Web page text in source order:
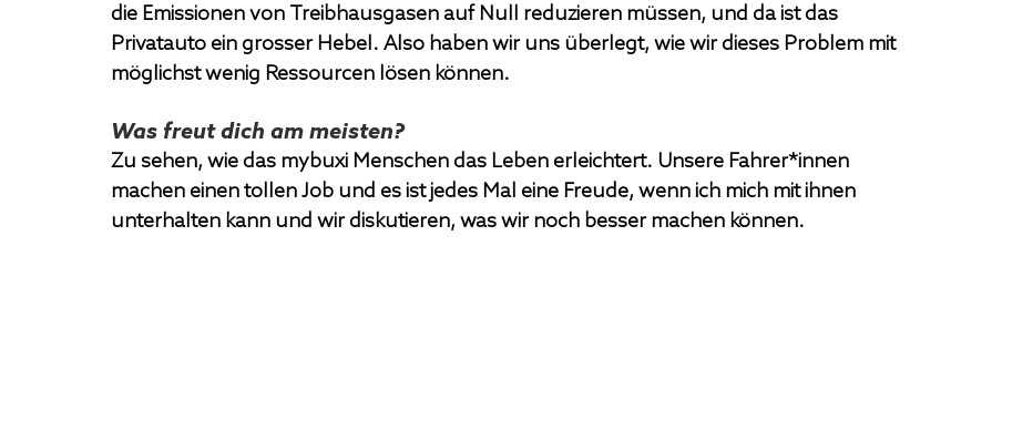
die Emissionen von Treibhausgasen auf Null reduzieren müssen, und da ist das
Privatauto ein grosser Hebel. Also haben wir uns überlegt, wie wir dieses Problem mit
möglichst wenig Ressourcen lösen können.
Was freut dich am meisten?
Zu sehen, wie das mybuxi Menschen das Leben erleichtert. Unsere Fahrer*innen
machen einen tollen Job und es ist jedes Mal eine Freude, wenn ich mich mit ihnen
unterhalten kann und wir diskutieren, was wir noch besser machen können.